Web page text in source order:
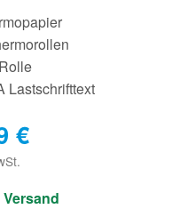
Lastschrifttext
€
€